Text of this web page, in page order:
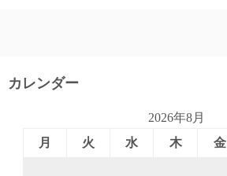
カレンダー
2026年8月
月
火 水 木 金